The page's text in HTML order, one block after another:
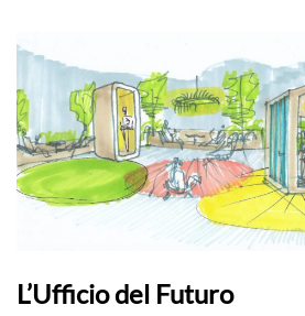
L’Ufficio del Futuro